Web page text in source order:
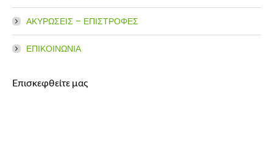
ΑΚΥΡΩΣΕΙΣ – ΕΠΙΣΤΡΟΦΕΣ
ΕΠΙΚΟΙΝΩΝΙΑ
Επισκεφθείτε μας